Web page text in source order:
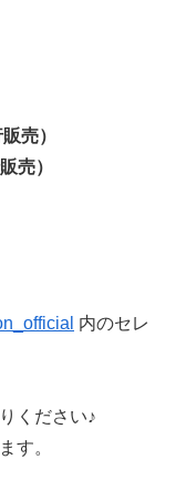
売）
売）
内のセレ
ください♪
す。